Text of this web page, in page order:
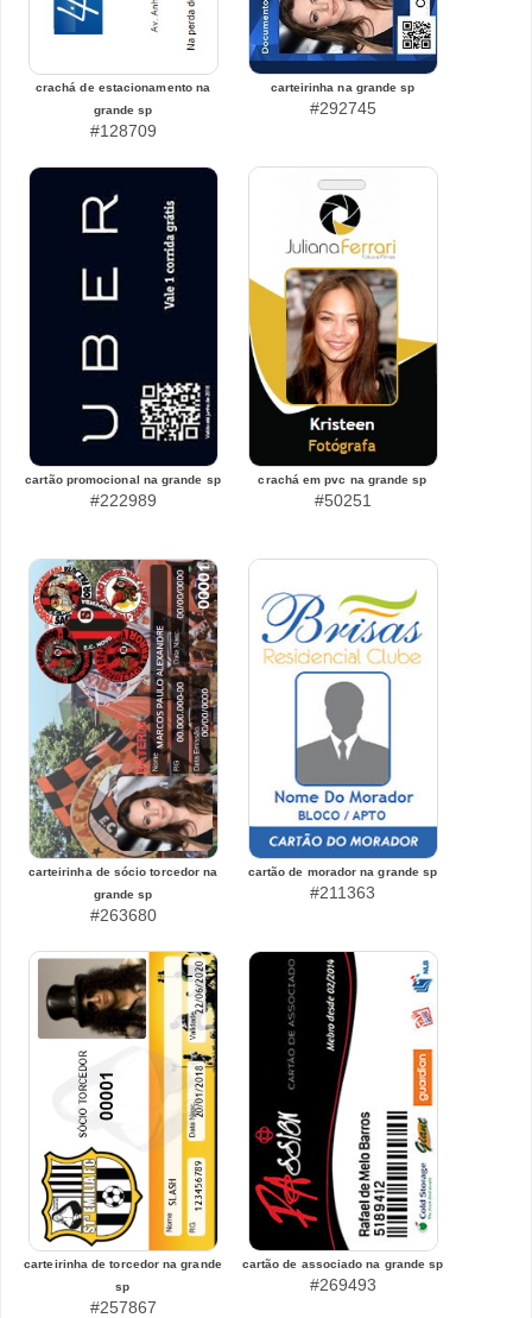
crachá de estacionamento na
grande sp
#128709
carteirinha na grande sp
#292745
cartão promocional na grande sp
#222989
crachá em pvc na grande sp
#50251
carteirinha de sócio torcedor na
grande sp
#263680
cartão de morador na grande sp
#211363
carteirinha de torcedor na grande
sp
#257867
cartão de associado na grande sp
#269493